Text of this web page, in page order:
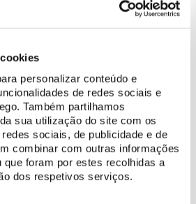
personalizar conteúdo e
de redes sociais e
Também partilhamos
sua utilização do site com os
sociais, de publicidade e de
combinar com outras informações
que foram por estes recolhidas a
dos respetivos serviços.
, a visita ao
refletindo o gosto botânico do
termina no dia 21 de março
o Parque da Pena , resultado do
II e expressão máxima do
Portugal. Nesta altura do ano, as
as grandes protagonistas de um
espécies de árvores oriundas de todo